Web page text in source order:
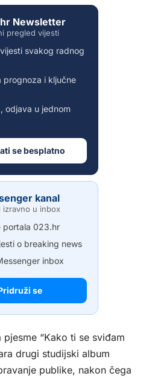
Newsletter
pregled vijesti
svakog radnog
prognoza i ključne
odjava u jednom
se besplatno
kanal
izravno u inbox
portala 023.hr
o breaking news
inbox
se
“Kako ti se sviđam
drugi studijski album
publike, nakon čega